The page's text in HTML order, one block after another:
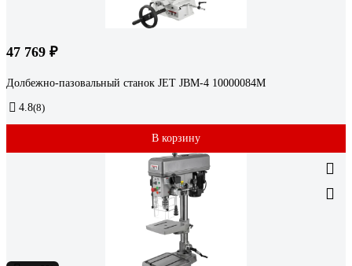
47 769 ₽
Долбежно-пазовальный станок JET JBM-4 10000084M
4.8(8)
В корзину